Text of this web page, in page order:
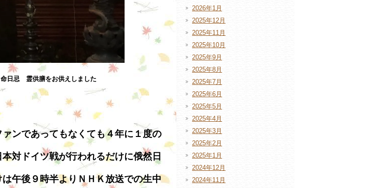
日忌 霊供膳をお供えしました
ンであってもなくても４年に１度の
対ドイツ戦が行われるだけに俄然日
午後９時半よりＮＨＫ放送での生中
2026年1月
2025年12月
2025年11月
2025年10月
2025年9月
2025年8月
2025年7月
2025年6月
2025年5月
2025年4月
2025年3月
2025年2月
2025年1月
2024年12月
2024年11月